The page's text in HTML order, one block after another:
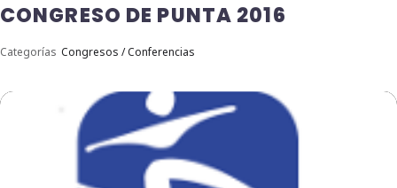
CONGRESO DE PUNTA 2016
Categorías Congresos / Conferencias